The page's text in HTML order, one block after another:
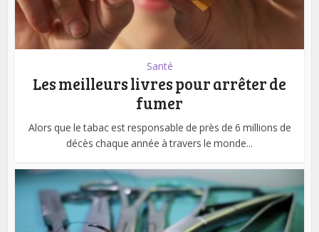
Santé
Les meilleurs livres pour arrêter de
fumer
Alors que le tabac est responsable de près de 6 millions de
décès chaque année à travers le monde...